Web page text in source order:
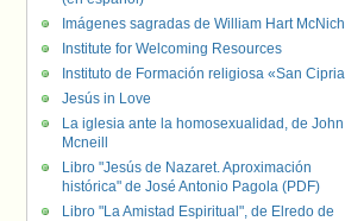
Imágenes sagradas de William Hart
Institute for Welcoming Resources
Instituto de Formación religiosa «San
Jesús in Love
La iglesia ante la homosexualidad, de John
Mcneill
Libro "Jesús de Nazaret. Aproximación
histórica" de José Antonio Pagola (PDF)
Libro "La Amistad Espiritual", de Elredo de